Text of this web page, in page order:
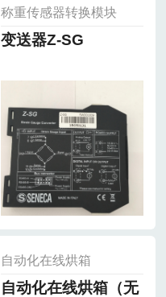
称重传感器转换模块
变送器Z-SG
自动化在线烘箱
自动化在线烘箱（无